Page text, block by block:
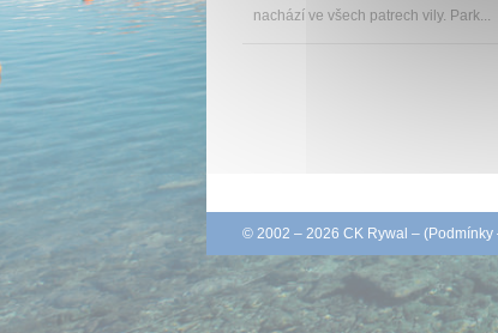
nachází ve všech patrech vily. Park...
© 2002 – 2026 CK Rywal – (Podmínky